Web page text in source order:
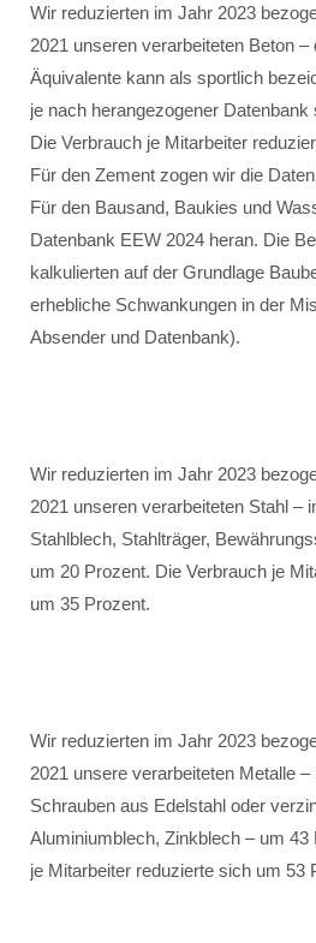
Wir reduzierten im Jahr 2023
2021 unseren verarbeiteten Beton
Äquivalente kann als sportlich
je nach herangezogener
Die Verbrauch je Mitarbeiter
Für den Zement zogen wir die
Für den Bausand, Baukies und
Datenbank EEW 2024 heran. Die
kalkulierten auf der Grundlage
erhebliche Schwankungen in der
Absender und Datenbank).
Wir reduzierten im Jahr 2023
2021 unseren verarbeiteten Stahl –
Stahlblech, Stahlträger,
um 20 Prozent. Die Verbrauch je
um 35 Prozent.
Wir reduzierten im Jahr 2023
2021 unsere verarbeiteten Metalle
Schrauben aus Edelstahl oder
Aluminiumblech, Zinkblech – um 43
je Mitarbeiter reduzierte sich um 53